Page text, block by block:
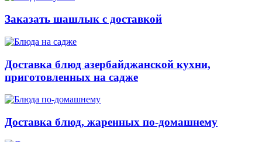
Заказать шашлык с доставкой
Доставка блюд азербайджанской кухни,
приготовленных на садже
Доставка блюд, жаренных по-домашнему